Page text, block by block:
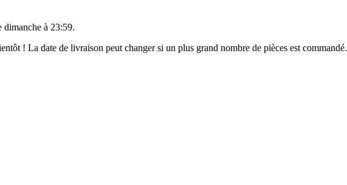
dimanche à 23:59.
! La date de livraison peut changer si un plus grand nombre de pièces est commandé.